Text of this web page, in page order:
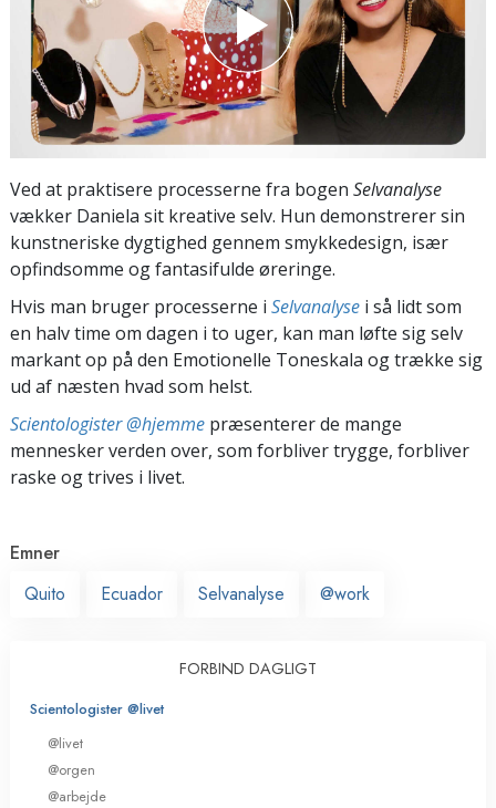
Ved at praktisere processerne fra bogen Selvanalyse
vækker Daniela sit kreative selv. Hun demonstrerer sin
kunstneriske dygtighed gennem smykkedesign, især
opfindsomme og fantasifulde øreringe.
Hvis man bruger processerne i Selvanalyse i så lidt som
en halv time om dagen i to uger, kan man løfte sig selv
markant op på den Emotionelle Toneskala og trække sig
ud af næsten hvad som helst.
Scientologister @hjemme præsenterer de mange
mennesker verden over, som forbliver trygge, forbliver
raske og trives i livet.
Emner
Quito
Ecuador Selvanalyse @work
FORBIND DAGLIGT
Scientologister @livet
@livet
@orgen
@arbejde